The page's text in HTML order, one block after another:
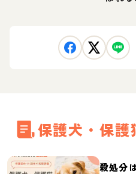
保護犬・保
殺処分